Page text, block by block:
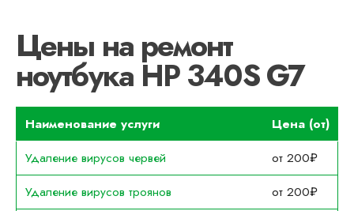
Цены на ремонт
ноутбука HP 340S G7
Наименование услуги
Цена (от)
Удаление вирусов червей
от 200₽
Удаление вирусов троянов
от 200₽